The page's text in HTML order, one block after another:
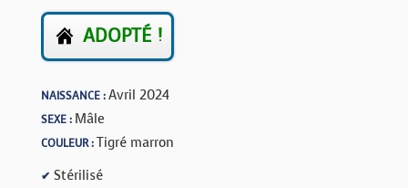
ADOPTÉ !
NAISSANCE :Avril 2024
SEXE : Mâle
COULEUR :Tigré marron
✔ Stérilisé